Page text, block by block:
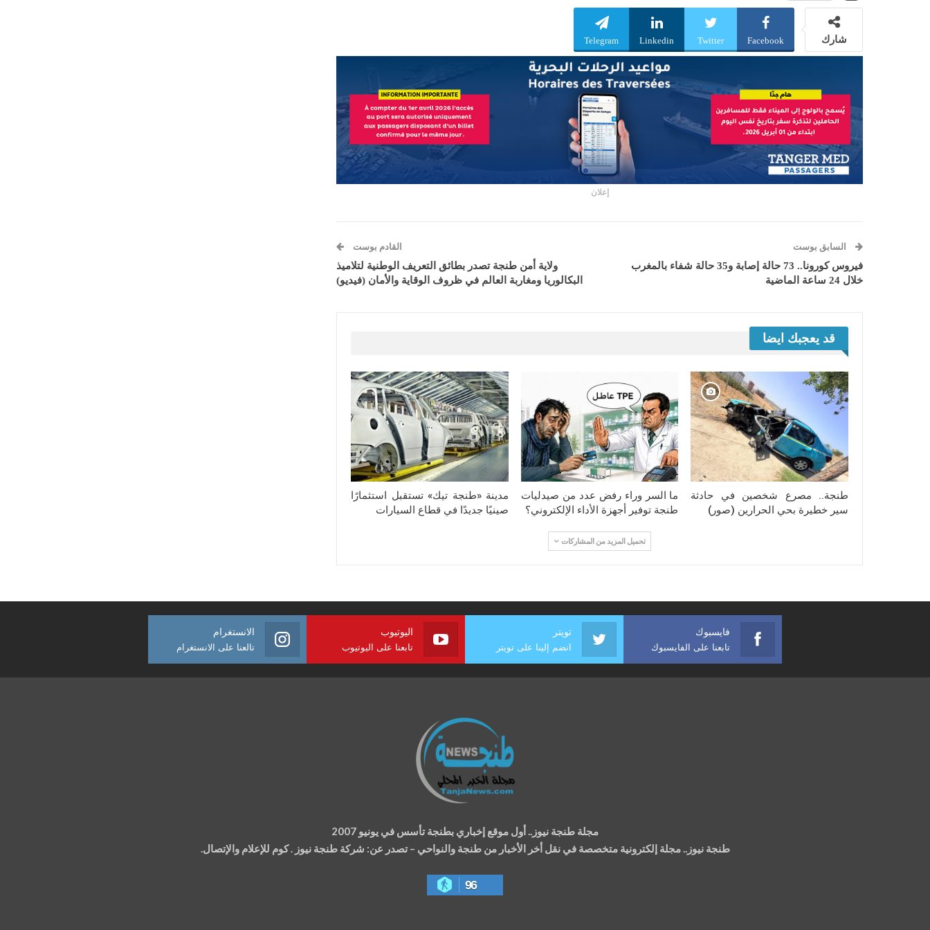
شارك Facebook
Twitter
Linkedin
Telegram
إعلان
السابق بوست
فيروس كورونا.. 73 حالة إصابة و35 حالة شفاء بالمغرب
خلال 24 ساعة الماضية
القادم بوست
ولاية أمن طنجة تصدر بطائق التعريف الوطنية لتلاميذ
البكالوريا ومغاربة العالم في ظروف الوقاية والأمان (فيديو)
قد يعجبك ايضا
طنجة.. مصرع شخصين في حادثة
سير خطيرة بحي الحرارين (صور)
ما السر وراء رفض عدد من صيدليات
طنجة توفير أجهزة الأداء الإلكتروني؟
مدينة «طنجة تيك» تستقبل استثمارًا
صينيًا جديدًا في قطاع السيارات
تحميل المزيد من المشاركات
فايسبوك
تابعنا على الفايسبوك
تويتر
انضم إلينا على تويتر
اليوتيوب
تابعنا على اليوتيوب
الانستغرام
تالعنا على الانستغرام
مجلة طنجة نيوز.. أول موقع إخباري بطنجة تأسس في يونيو 2007
طنجة نيوز.. مجلة إلكترونية متخصصة في نقل أخر الأخبار من طنجة والنواحي – تصدر عن: شركة طنجة نيوز . كوم للإعلام والإتصال.
96